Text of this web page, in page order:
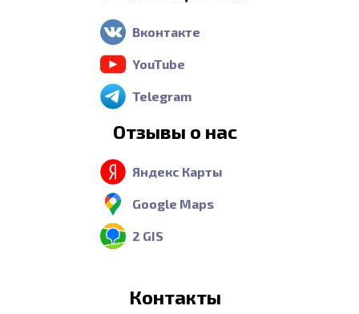
Вконтакте
YouTube
Telegram
Отзывы о нас
Яндекс Карты
Google Maps
2 GIS
Контакты